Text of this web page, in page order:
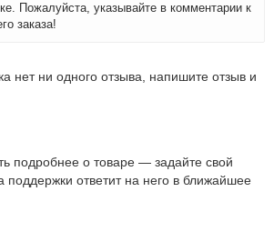
Пожалуйста, указывайте в комментарии к
заказа!
нет ни одного отзыва, напишите отзыв и
подробнее о товаре — задайте свой
ответит на него в ближайшее